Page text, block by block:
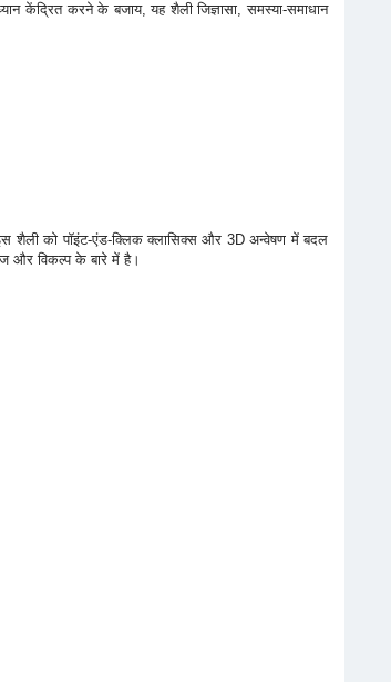
केंद्रित करने के बजाय, यह शैली जिज्ञासा, समस्या-समाधान
शैली को पॉइंट-एंड-क्लिक क्लासिक्स और 3D अन्वेषण में बदल
और विकल्प के बारे में है।